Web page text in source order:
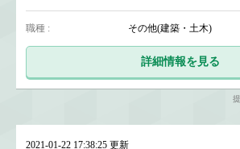
職種 : その他(建築・土木)
詳細情報を見る
2021-01-22 17:38:25 更新